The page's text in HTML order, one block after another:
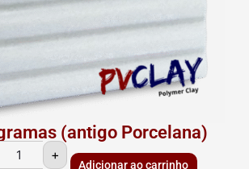
(antigo Porcelana)
+
Adicionar ao carrinho